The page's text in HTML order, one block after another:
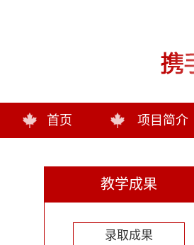
首页 项目简介
教学成果
录取成果